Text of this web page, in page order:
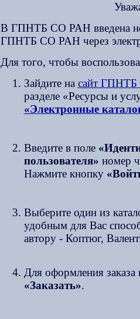
В ГПНТБ СО РАН введена
ГПНТБ СО РАН через
Для того, чтобы
Зайдите на сайт
разделе «Ресурсы и
«Электронные
Введите в поле
пользователя» номер
Нажмите кнопку
Выберите один из
удобным для Вас
автору - Коптюг,
Для оформления
«Заказать».